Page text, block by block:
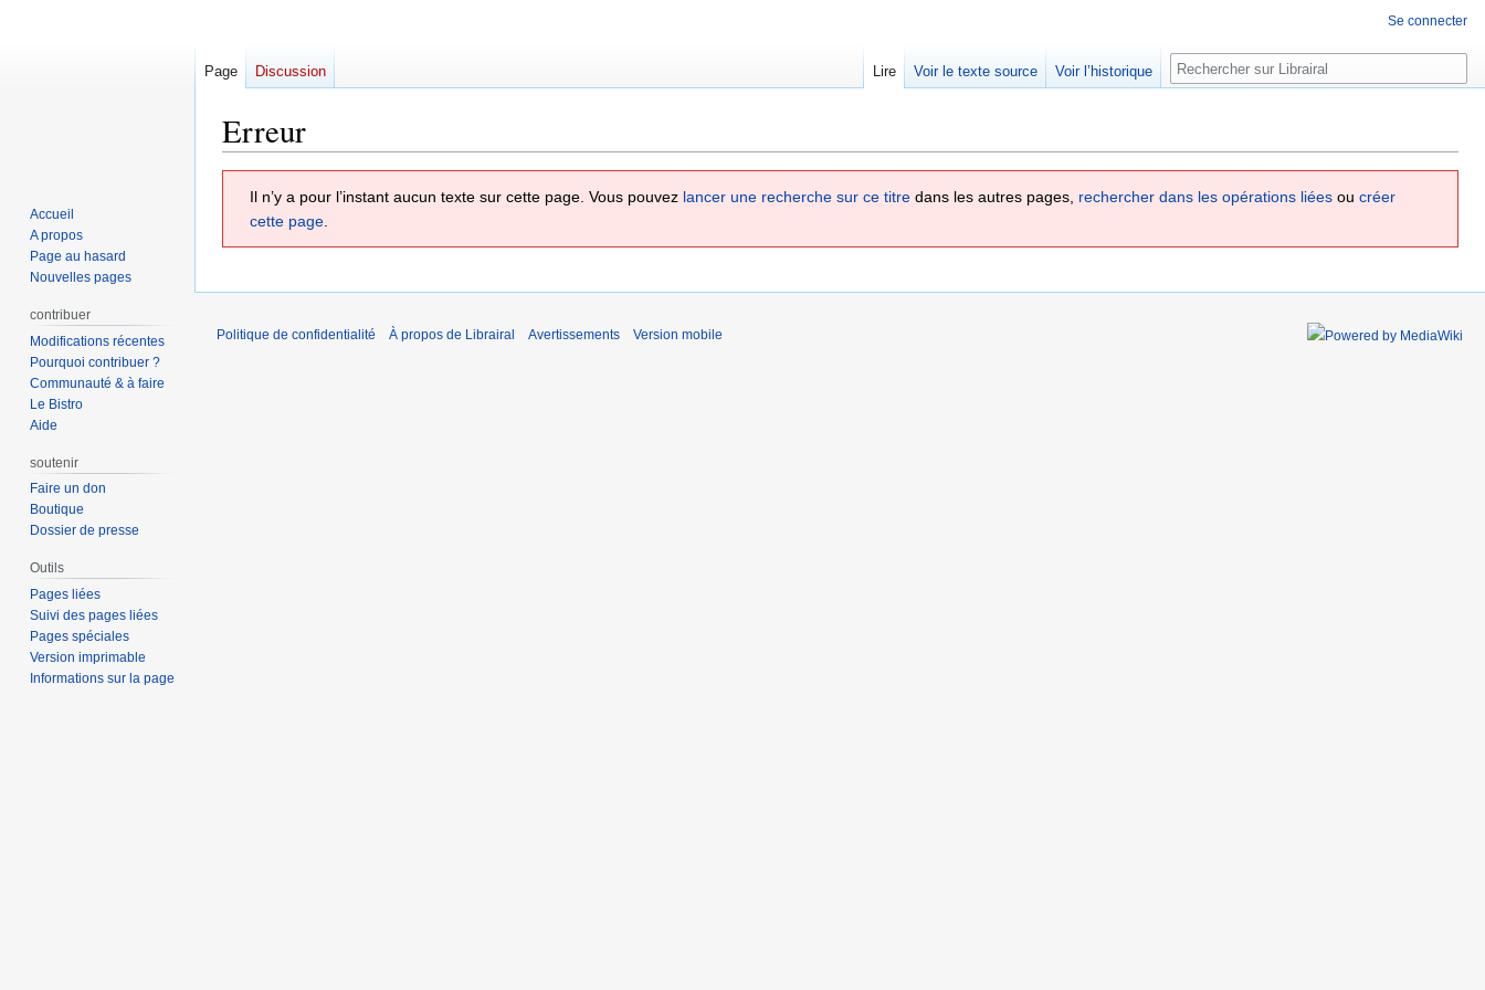
Erreur
Il n’y a pour l’instant aucun texte sur cette page. Vous pouvez lancer une recherche sur ce titre dans les autres pages, rechercher dans les opérations liées ou créer
cette page.
Se connecter
Page Discussion Lire Voir le texte source Voir l’historique Rechercher
Accueil
A propos
Page au hasard
Nouvelles pages
contribuer
Modifications récentes
Pourquoi contribuer ?
Communauté & à faire
Le Bistro
Aide
soutenir
Faire un don
Boutique
Dossier de presse
Outils
Pages liées
Suivi des pages liées
Pages spéciales
Version imprimable
Informations sur la page
Politique de confidentialité À propos de Librairal Avertissements Version mobile